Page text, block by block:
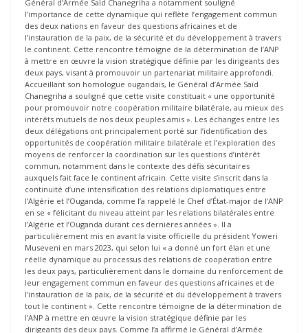
Général d’Armée Saïd Chanegriha a notamment souligné
l’importance de cette dynamique qui reflète l’engagement commun
des deux nations en faveur des questions africaines et de
l’instauration de la paix, de la sécurité et du développement à travers
le continent. Cette rencontre témoigne de la détermination de l’ANP
à mettre en œuvre la vision stratégique définie par les dirigeants des
deux pays, visant à promouvoir un partenariat militaire approfondi.
Accueillant son homologue ougandais, le Général d’Armée Saïd
Chanegriha a souligné que cette visite constituait « une opportunité
pour promouvoir notre coopération militaire bilatérale, au mieux des
intérêts mutuels de nos deux peuples amis ». Les échanges entre les
deux délégations ont principalement porté sur l’identification des
opportunités de coopération militaire bilatérale et l’exploration des
moyens de renforcer la coordination sur les questions d’intérêt
commun, notamment dans le contexte des défis sécuritaires
auxquels fait face le continent africain. Cette visite s’inscrit dans la
continuité d’une intensification des relations diplomatiques entre
l’Algérie et l’Ouganda, comme l’a rappelé le Chef d’État-major de l’ANP
en se « félicitant du niveau atteint par les relations bilatérales entre
l’Algérie et l’Ouganda durant ces dernières années ». Il a
particulièrement mis en avant la visite officielle du président Yoweri
Museveni en mars 2023, qui selon lui « a donné un fort élan et une
réelle dynamique au processus des relations de coopération entre
les deux pays, particulièrement dans le domaine du renforcement de
leur engagement commun en faveur des questions africaines et de
l’instauration de la paix, de la sécurité et du développement à travers
tout le continent ». Cette rencontre témoigne de la détermination de
l’ANP à mettre en œuvre la vision stratégique définie par les
dirigeants des deux pays. Comme l’a affirmé le Général d’Armée